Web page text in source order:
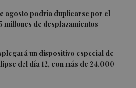
agosto podría duplicarse por el
millones de desplazamientos
un dispositivo especial de
del día 12, con más de 24.000